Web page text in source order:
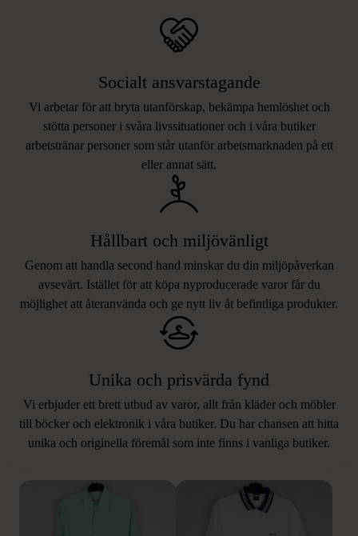
Socialt ansvarstagande
Vi arbetar för att bryta utanförskap, bekämpa hemlöshet och
stötta personer i svåra livssituationer och i våra butiker
arbetstränar personer som står utanför arbetsmarknaden på ett
eller annat sätt.
Hållbart och miljövänligt
Genom att handla second hand minskar du din miljöpåverkan
avsevärt. Istället för att köpa nyproducerade varor får du
möjlighet att återanvända och ge nytt liv åt befintliga produkter.
Unika och prisvärda fynd
Vi erbjuder ett brett utbud av varor, allt från kläder och möbler
till böcker och elektronik i våra butiker. Du har chansen att hitta
unika och originella föremål som inte finns i vanliga butiker.
LIKNANDE PRODUKTER
Hitta produkter som påminner om denna